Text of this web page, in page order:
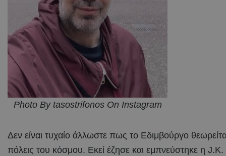
Photo By tasostrifonos On Instagram
Δεν είναι τυχαίο άλλωστε πως το Εδιμβούργο
πόλεις του κόσμου. Εκεί έζησε και εμπνεύστηκε η